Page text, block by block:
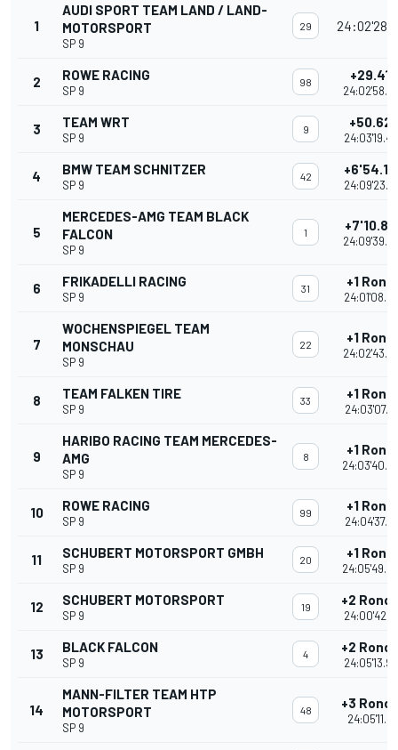
1
AUDI SPORT TEAM LAND / LAND-
MOTORSPORT
SP 9
29
2 ROWE RACING
SP 9
98 +29.418
3 TEAM WRT
SP 9
9
4 BMW TEAM SCHNITZER
SP 9
42
5
MERCEDES-AMG TEAM BLACK
FALCON
SP 9
1
6 FRIKADELLI RACING
SP 9
31 +1
7
WOCHENSPIEGEL TEAM
MONSCHAU
SP 9
22 +1
8 TEAM FALKEN TIRE
SP 9
33 +1
9
HARIBO RACING TEAM MERCEDES-
AMG
SP 9
8 +1
10 ROWE RACING
SP 9
99 +1
11 SCHUBERT MOTORSPORT GMBH
SP 9
20 +1
12 SCHUBERT MOTORSPORT
SP 9
19 +2
13 BLACK FALCON
SP 9
4 +2
14
MANN-FILTER TEAM HTP
MOTORSPORT
SP 9
48 +3